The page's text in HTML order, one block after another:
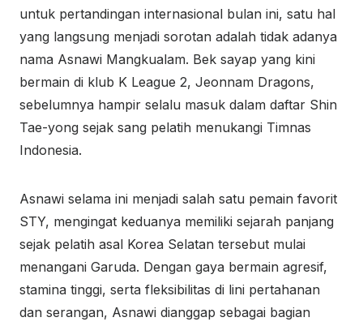
untuk pertandingan internasional bulan ini, satu hal
yang langsung menjadi sorotan adalah tidak adanya
nama Asnawi Mangkualam. Bek sayap yang kini
bermain di klub K League 2, Jeonnam Dragons,
sebelumnya hampir selalu masuk dalam daftar Shin
Tae-yong sejak sang pelatih menukangi Timnas
Indonesia.
Asnawi selama ini menjadi salah satu pemain favorit
STY, mengingat keduanya memiliki sejarah panjang
sejak pelatih asal Korea Selatan tersebut mulai
menangani Garuda. Dengan gaya bermain agresif,
stamina tinggi, serta fleksibilitas di lini pertahanan
dan serangan, Asnawi dianggap sebagai bagian